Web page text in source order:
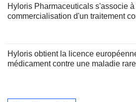
Hyloris Pharmaceuticals s'associe
commercialisation d'un traitement
Hyloris obtient la licence
médicament contre une maladie